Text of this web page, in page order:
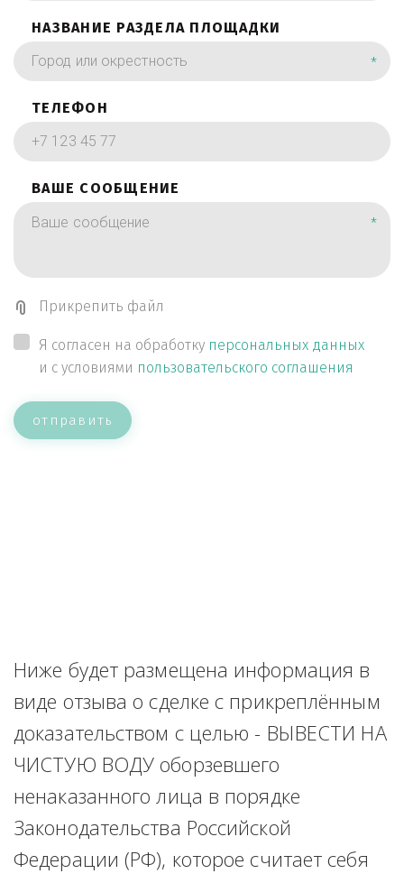
НАЗВАНИЕ РАЗДЕЛА ПЛОЩАДКИ
*
ТЕЛЕФОН
ВАШЕ СООБЩЕНИЕ
*
Прикрепить файл
Я согласен на обработку персональных данных
и с условиями пользовательского соглашения
отправить
Ниже будет размещена информация в
виде отзыва о сделке с прикреплённым
доказательством с целью - ВЫВЕСТИ НА
ЧИСТУЮ ВОДУ оборзевшего
ненаказанного лица в порядке
Законодательства Российской
Федерации (РФ), которое считает себя